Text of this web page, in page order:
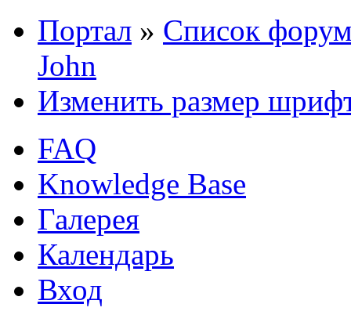
Портал » Список
John
Изменить размер
FAQ
Knowledge Base
Галерея
Календарь
Вход